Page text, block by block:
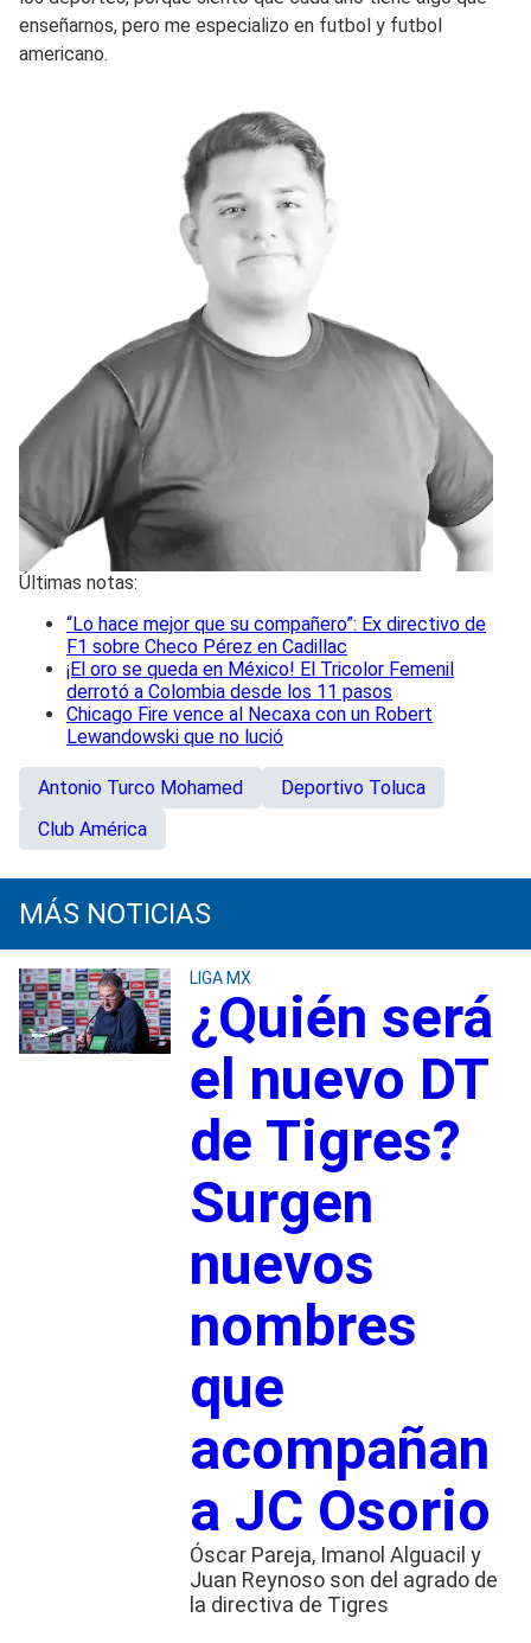
enseñarnos, pero me especializo en futbol y futbol
americano.
Últimas notas:
“Lo hace mejor que su compañero”: Ex directivo de
F1 sobre Checo Pérez en Cadillac
¡El oro se queda en México! El Tricolor Femenil
derrotó a Colombia desde los 11 pasos
Chicago Fire vence al Necaxa con un Robert
Lewandowski que no lució
Antonio Turco Mohamed
Deportivo Toluca
Club América
MÁS NOTICIAS
LIGA MX
¿Quién será
el nuevo DT
de Tigres?
Surgen
nuevos
nombres
que
acompañan
a JC Osorio
Óscar Pareja, Imanol Alguacil y
Juan Reynoso son del agrado de
la directiva de Tigres